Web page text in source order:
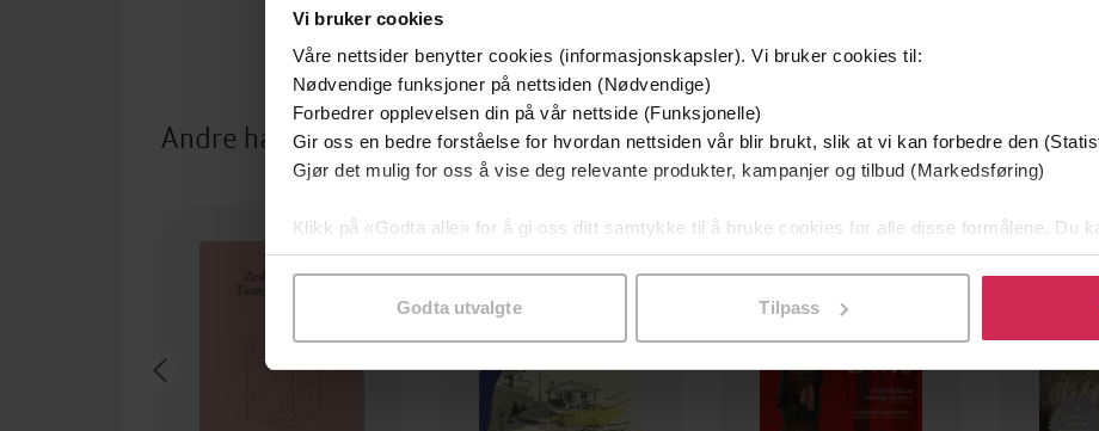
Vi bruker cookies
Våre nettsider benytter cookies (informasjonskapsler). Vi bruker cookies til:
Nødvendige funksjoner på nettsiden (Nødvendige)
Forbedrer opplevelsen din på vår nettside (Funksjonelle)
Gir oss en bedre forståelse for hvordan nettsiden vår blir brukt, slik at vi kan forbedre den
Gjør det mulig for oss å vise deg relevante produkter, kampanjer og tilbud (Markedsføring)
Klikk på «Godta alle» for å gi oss ditt samtykke til å bruke cookies for alle disse formålene. Du
samtykke til spesifikke formål ved å klikke på «Tilpass». Du kan når som helst trekke tilbake
Godta utvalgte Tilpass
Andre har også kjøpt